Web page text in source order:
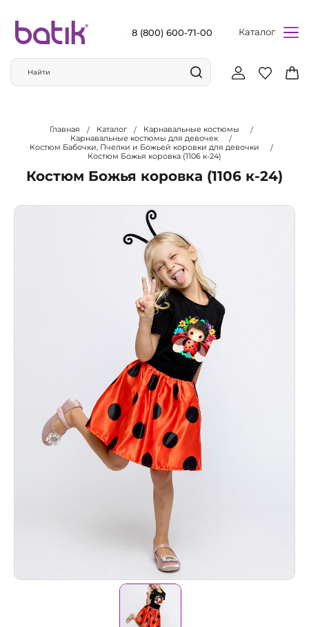
8 (800) 600-71-00 Каталог
Главная Каталог
Карнавальные костюмы
Карнавальные костюмы для девочек
Костюм Бабочки, Пчелки и Божьей коровки для девочки
Костюм Божья коровка (1106 к-24)
Костюм Божья коровка (1106 к-24)